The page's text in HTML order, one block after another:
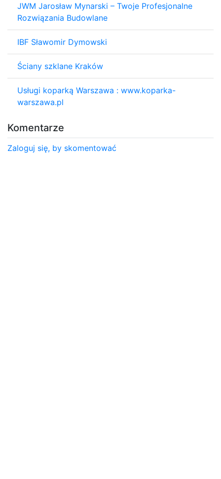
JWM Jarosław Mynarski – Twoje Profesjonalne
Rozwiązania Budowlane
IBF Sławomir Dymowski
Ściany szklane Kraków
Usługi koparką Warszawa : www.koparka-
warszawa.pl
Komentarze
Zaloguj się, by skomentować